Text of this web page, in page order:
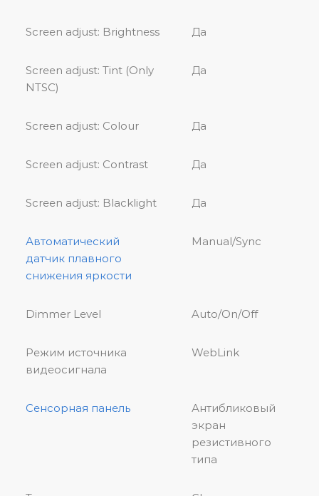
Screen adjust: Brightness Да
Screen adjust: Tint (Only
NTSC)
Да
Screen adjust: Colour Да
Screen adjust: Contrast Да
Screen adjust: Blacklight Да
Автоматический
датчик плавного
снижения яркости
Manual/Sync
Dimmer Level Auto/On/Off
Режим источника
видеосигнала
WebLink
Сенсорная панель
Антибликовый
экран
резистивного
типа